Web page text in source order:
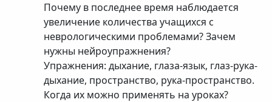
Почему в последнее время наблюдается
увеличение количества учащихся с
неврологическими проблемами? Зачем
нужны нейроупражнения?
Упражнения: дыхание, глаза-язык, глаз-рука-
дыхание, пространство, рука-пространство.
Когда их можно применять на уроках?